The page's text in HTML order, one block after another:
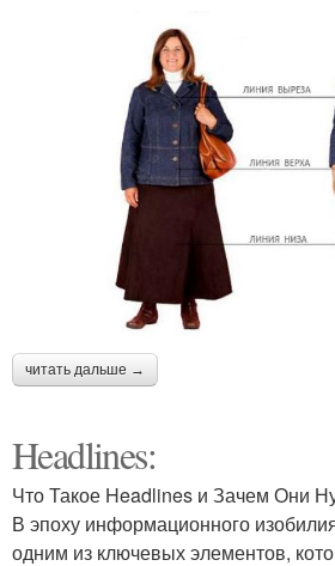
читать дальше →
Headlines:
Что Такое Headlines и Зачем Они
В эпоху информационного
одним из ключевых элементов,